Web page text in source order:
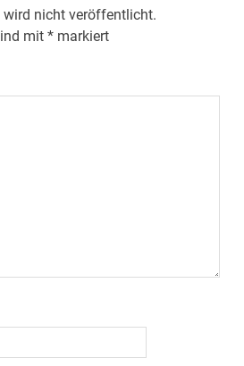
wird nicht veröffentlicht.
mit* markiert